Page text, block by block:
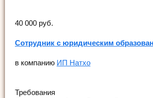
40 000 руб.
Сотрудник с юридическим
в компанию ИП Натхо
Требования